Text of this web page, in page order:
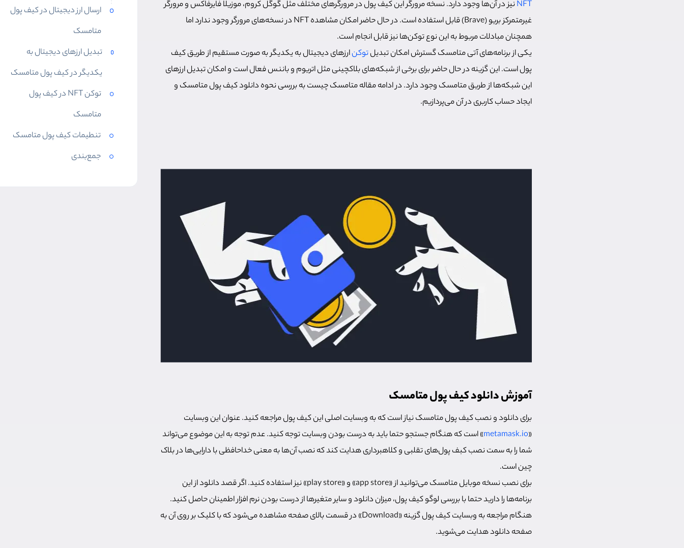
ارسال ارز دیجیتال در کیف پول
متامسک
تبدیل ارزهای دیجیتال به
یکدیگر در کیف پول متامسک
توکن NFT در کیف پول
متامسک
تنطیمات کیف پول متامسک
جمع‌بندی
NFT نیز در آن‌ها وجود دارد. نسخه مرورگر این کیف پول در مرورگرهای مختلف مثل گوگل کروم، موزیلا فایرفاکس و مرورگر
غیرمتمرکز بریو (Brave) قابل استفاده است. در حال حاضر امکان مشاهده NFT در نسخه‌های مرورگر وجود ندارد اما
همچنان مبادلات مربوط به این نوع توکن‌ها نیز قابل انجام است.
یکی از برنامه‌های آتی متامسک گسترش امکان تبدیلتوکن‌ارزهای دیجیتال به یکدیگر به صورت مستقیم از طریق کیف
پول است. این گزینه در حال حاضر برای برخی از شبکه‌های بلاکچینی مثل اتریوم و باننس فعال است و امکان تبدیل ارزهای
این شبکه‌ها از طریق متامسک وجود دارد. در ادامه مقاله متامسک چیست به بررسی نحوه دانلود کیف پول متامسک و
ایجاد حساب کاربری در آن می‌پردازیم.
آموزش دانلود کیف پول متامسک
برای دانلود و نصب کیف پول متامسک نیاز است که به وبسایت اصلی این کیف پول مراجعه کنید. عنوان این وبسایت
«
metamask.io» است که هنگام جستجو حتما باید به درست بودن وبسایت توجه کنید. عدم توجه به این موضوع می‌تواند
شما را به سمت نصب کبف پول‌های تقلبی و کلاهبرداری هدایت کند که نصب آن‌ها به معنی خداحافظی با دارایی‌ها در بلاک
چین است.
برای نصب نسخه موبایل متامسک می‌توانید از «app store» و «play store» نیز استفاده کنید. اگر قصد دانلود از این
برنامه‌ها را دارید حتما با بررسی لوگو کیف پول، میزان دانلود و سایر متغیرها از درست بودن نرم افزار اطمینان حاصل کنید.
هنگام مراجعه به وبسایت کیف پول گزینه «Download» در قسمت بالای صفحه مشاهده می‌شود که با کلیک بر روی آن به
صفحه دانلود هدایت می‌شوید.